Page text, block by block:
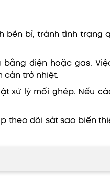
bền bỉ, tránh tình trạng
điện hoặc gas.
cản trở nhiệt.
xử lý mối ghép. Nếu
theo dõi sát sao biến